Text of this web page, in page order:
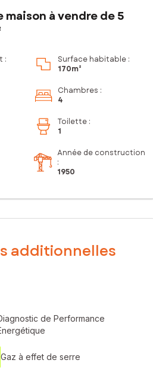
à vendre de 5
:
Surface habitable :
170m²
Chambres :
4
Toilette :
1
Année de construction
:
1950
additionnelles
de Performance
Gaz à effet de serre